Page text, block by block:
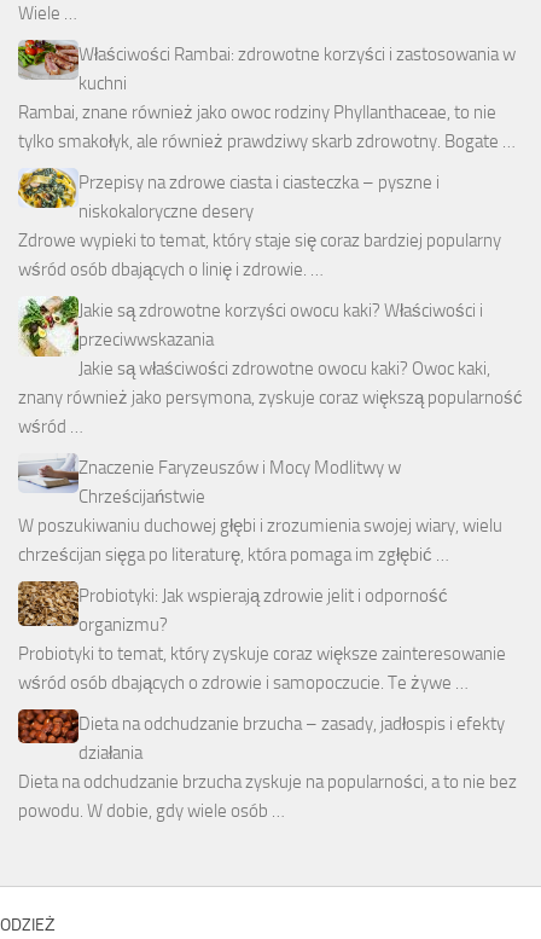
Wiele …
Właściwości Rambai: zdrowotne korzyści i zastosowania w
kuchni
Rambai, znane również jako owoc rodziny Phyllanthaceae, to nie
tylko smakołyk, ale również prawdziwy skarb zdrowotny. Bogate …
Przepisy na zdrowe ciasta i ciasteczka – pyszne i
niskokaloryczne desery
Zdrowe wypieki to temat, który staje się coraz bardziej popularny
wśród osób dbających o linię i zdrowie. …
Jakie są zdrowotne korzyści owocu kaki? Właściwości i
przeciwwskazania
Jakie są właściwości zdrowotne owocu kaki? Owoc kaki,
znany również jako persymona, zyskuje coraz większą popularność
wśród …
Znaczenie Faryzeuszów i Mocy Modlitwy w
Chrześcijaństwie
W poszukiwaniu duchowej głębi i zrozumienia swojej wiary, wielu
chrześcijan sięga po literaturę, która pomaga im zgłębić …
Probiotyki: Jak wspierają zdrowie jelit i odporność
organizmu?
Probiotyki to temat, który zyskuje coraz większe zainteresowanie
wśród osób dbających o zdrowie i samopoczucie. Te żywe …
Dieta na odchudzanie brzucha – zasady, jadłospis i efekty
działania
Dieta na odchudzanie brzucha zyskuje na popularności, a to nie bez
powodu. W dobie, gdy wiele osób …
ODZIEŻ